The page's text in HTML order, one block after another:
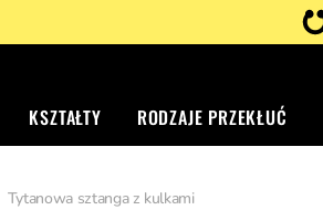
KSZTAŁTY RODZAJE PRZEKŁUĆ
Tytanowa sztanga z kulkami